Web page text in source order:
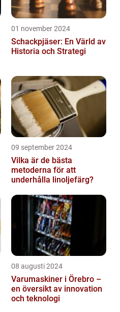
01 november 2024
Schackpjäser: En Värld av
Historia och Strategi
09 september 2024
Vilka är de bästa
metoderna för att
underhålla linoljefärg?
08 augusti 2024
Varumaskiner i Örebro –
en översikt av innovation
och teknologi